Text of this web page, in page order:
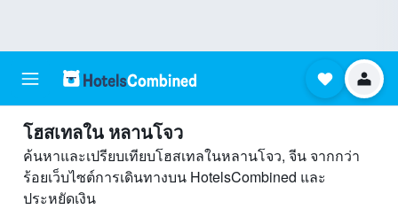
โฮสเทลใน หลานโจว
ค้นหาและเปรียบเทียบโฮสเทลในหลานโจว, จีน จากกว่า
ร้อยเว็บไซต์การเดินทางบน HotelsCombined และ
ประหยัดเงิน